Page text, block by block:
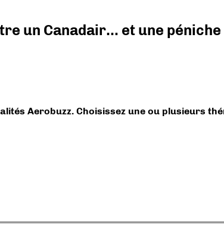
un Canadair… et une péniche
Aerobuzz. Choisissez une ou plusieurs